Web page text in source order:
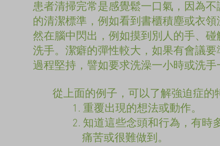
患者清掃完常是感覺鬆一口氣，因為
的清潔標準，例如看到書櫃積塵或衣
然在腦中閃出，例如摸到別人的手、
洗手。潔癖的彈性較大，如果有會議
過程堅持，譬如要求洗澡一小時或洗
從上面的例子，可以了解強迫症的
1. 重覆出現的想法或動作。
2. 知道這些念頭和行為，有時多
痛苦或很難做到。